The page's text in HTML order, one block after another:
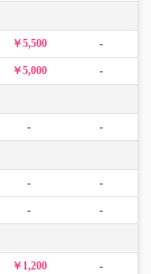
￥5,500 -
￥5,000 -
- -
- -
- -
￥1,200 -